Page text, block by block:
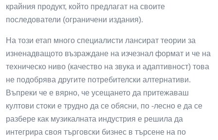
крайния продукт, който предлагат на своите
последователи (ограничени издания).
На този етап много специалисти лансират теории за
изненадващото възраждане на изчезнал формат и че на
техническо ниво (качество на звука и адаптивност) това
не подобрява другите потребителски алтернативи.
Въпреки че е вярно, че усещането да притежаваш
култови стоки е трудно да се обясни, по -лесно е да се
разбере как музикалната индустрия е решила да
интегрира своя търговски бизнес в търсене на по